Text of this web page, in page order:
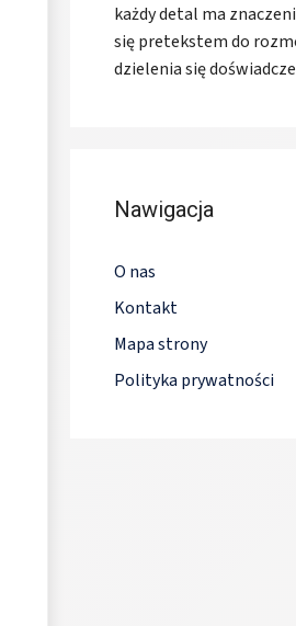
każdy detal ma
się pretekstem do
dzielenia się
Nawigacja
O nas
Kontakt
Mapa strony
Polityka prywatności